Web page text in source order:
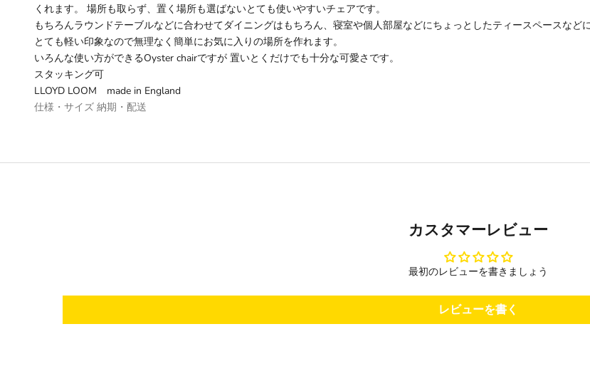
くれます。 場所も取らず、置く場所も選ばないとても使いやすいチェアです。
もちろんラウンドテーブルなどに合わせてダイニングはもちろん、寝室や個人部屋などにちょっとしたティースペースなど
とても軽い印象なので無理なく簡単にお気に入りの場所を作れます。
いろんな使い方ができるOyster chairですが 置いとくだけでも十分な可愛さです。
スタッキング可
LLOYD LOOM made in England
仕様・サイズ 納期・配送
カスタマーレビュー
最初のレビューを書きましょう
レビューを書く